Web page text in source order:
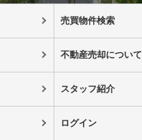
売買物件検索
不動産売却について
スタッフ紹介
ログイン